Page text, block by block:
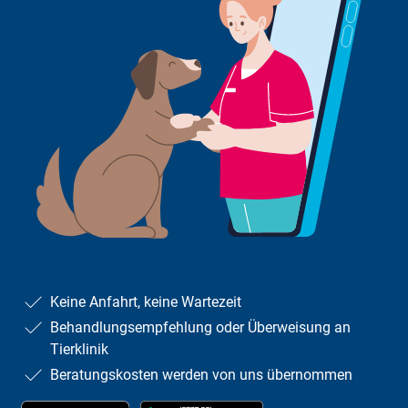
Keine Anfahrt, keine Wartezeit
Behandlungsempfehlung oder Überweisung an
Tierklinik
Beratungskosten werden von uns übernommen